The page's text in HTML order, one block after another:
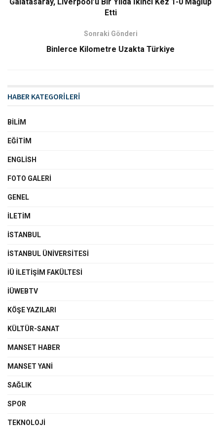
Galatasaray, Liverpool’u Bir Yılda İkinci Kez 1-0 Mağlup
Etti
Sonraki Gönderi
Binlerce Kilometre Uzakta Türkiye
HABER KATEGORİLERİ
BILIM
EĞITIM
ENGLISH
FOTO GALERI
GENEL
İLETIM
İSTANBUL
İSTANBUL ÜNIVERSITESI
İÜ İLETIŞIM FAKÜLTESI
İÜWEBTV
KÖŞE YAZILARI
KÜLTÜR-SANAT
MANSET HABER
MANSET YANI
SAĞLIK
SPOR
TEKNOLOJI